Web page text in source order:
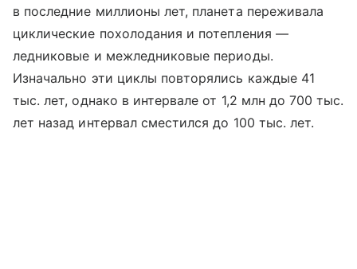
в последние миллионы лет, планета переживала
циклические похолодания и потепления —
ледниковые и межледниковые периоды.
Изначально эти циклы повторялись каждые 41
тыс. лет, однако в интервале от 1,2 млн до 700 тыс.
лет назад интервал сместился до 100 тыс. лет.